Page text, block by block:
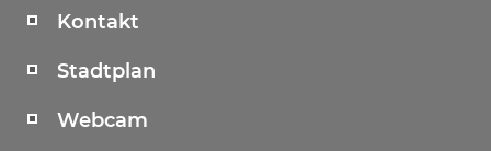
Kontakt
Stadtplan
Webcam